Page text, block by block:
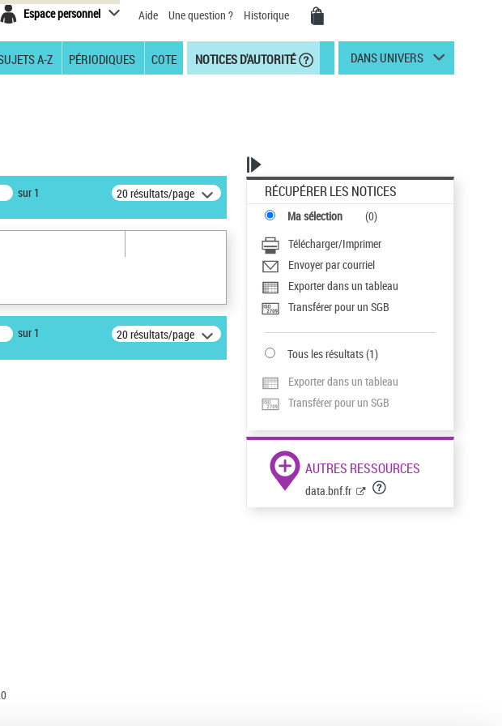
Espace personnel Aide Une question ? Historique
A-Z PÉRIODIQUES COTE NOTICES D'AUTORITÉ DANS UNIVERS
sur 1 20 résultats/page
sur 1 20 résultats/page
RÉCUPÉRER LES NOTICES
Ma sélection (0)
Télécharger/Imprimer
Envoyer par courriel
Exporter dans un tableau
Transférer pour un SGB
Tous les résultats(1)
Exporter dans un tableau
Transférer pour un SGB
AUTRES RESSOURCES
data.bnf.fr